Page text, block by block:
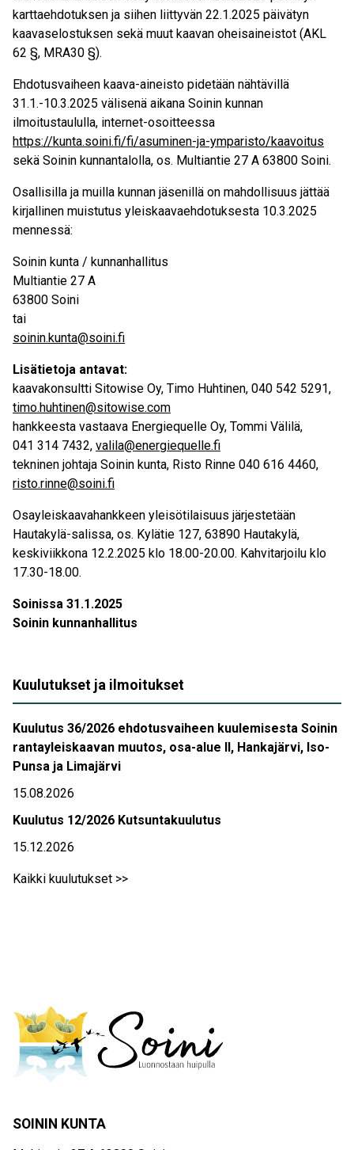
karttaehdotuksen ja siihen liittyvän 22.1.2025 päivätyn
kaavaselostuksen sekä muut kaavan oheisaineistot (AKL
62 §, MRA30 §).
Ehdotusvaiheen kaava-aineisto pidetään nähtävillä
31.1.-10.3.2025 välisenä aikana Soinin kunnan
ilmoitustaululla, internet-osoitteessa
https://kunta.soini.fi/fi/asuminen-ja-ymparisto/kaavoitus
sekä Soinin kunnantalolla, os. Multiantie 27 A 63800 Soini.
Osallisilla ja muilla kunnan jäsenillä on mahdollisuus jättää
kirjallinen muistutus yleiskaavaehdotuksesta 10.3.2025
mennessä:
Soinin kunta / kunnanhallitus
Multiantie 27 A
63800 Soini
tai
soinin.kunta@soini.fi
Lisätietoja antavat:
kaavakonsultti Sitowise Oy, Timo Huhtinen, 040 542 5291,
timo.huhtinen@sitowise.com
hankkeesta vastaava Energiequelle Oy, Tommi Välilä,
041 314 7432, valila@energiequelle.fi
tekninen johtaja Soinin kunta, Risto Rinne 040 616 4460,
risto.rinne@soini.fi
Osayleiskaavahankkeen yleisötilaisuus järjestetään
Hautakylä-salissa, os. Kylätie 127, 63890 Hautakylä,
keskiviikkona 12.2.2025 klo 18.00-20.00. Kahvitarjoilu klo
17.30-18.00.
Soinissa 31.1.2025
Soinin kunnanhallitus
Kuulutukset ja ilmoitukset
Kuulutus 36/2026 ehdotusvaiheen kuulemisesta Soinin
rantayleiskaavan muutos, osa-alue II, Hankajärvi, Iso-
Punsa ja Limajärvi
15.08.2026
Kuulutus 12/2026 Kutsuntakuulutus
15.12.2026
Kaikki kuulutukset >>
SOININ KUNTA